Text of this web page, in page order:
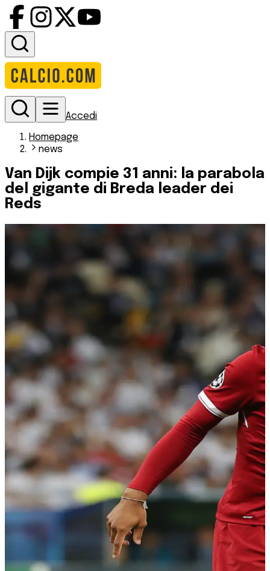
Accedi
Homepage
news
Van Dijk compie 31 anni: la parabola
del gigante di Breda leader dei
Reds